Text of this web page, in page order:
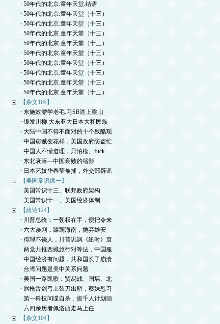
· 50年代的北京.童年天堂.结语
· 50年代的北京.童年天堂（十三）
· 50年代的北京.童年天堂（十三）
· 50年代的北京.童年天堂（十三）
· 50年代的北京.童年天堂（十三）
· 50年代的北京.童年天堂（十三）
· 50年代的北京.童年天堂（十三）
· 50年代的北京.童年天堂（十三）
· 50年代的北京.童年天堂（十三）
· 50年代的北京.童年天堂（十三）
【杂文105】
· 东施效颦学老毛.习SB逼上梁山
· 银发川柳.大东亚大日本大和民族
· 大陆中国不得不面对的十个残酷现
· 中国窃贼变花样，美国政府防盗忙
· 中国人不懂道理，只怕枪、fuck
· 东北衰落—中国衰败的缩影
· 日本艺妓华春莹被捕，外交部辟谣
【美国常识续一】
· 美国常识十三、联邦政府架构
· 美国常识十一、美国经济体制
【政论124】
· 川普总统：一朝权在手，便把令来
· 六大误判，蹂躏海南，抛弃雄安
· 得理不饶人，川普讥讽《纽时》衰
· 两党共推西藏旅行对等法，中国服
· 中国经济有问题，共和国长子崩溃
· 台湾问题是美中关系问题
· 美国一路凯歌：贸易战、国墙、北
· 唇枪舌剑弓上弦刀出鞘，蔡妹怼习
· 第一科技间谍自杀，撕千人计划画
· 六四亲历者佩洛西走马上任
【杂文104】